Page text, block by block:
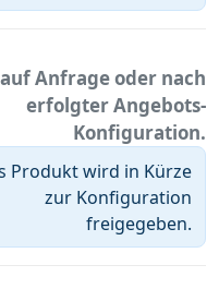
Anfrage oder nach
erfolgter Angebots-
Konfiguration.
Produkt wird in Kürze
zur Konfiguration
freigegeben.